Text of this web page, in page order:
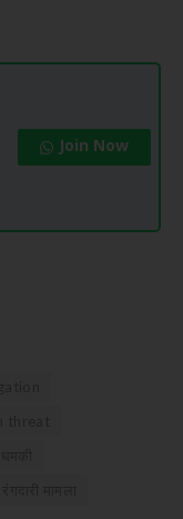
Join Now